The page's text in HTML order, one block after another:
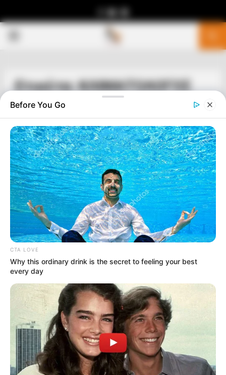
Ετικέτα: ΚΛΙΜΑΤΟΛΟΓΟΣ
ΑΠΟΨΕΙΣ
ΚΛΙΜΑΤΙΚΗ ΑΛΛΑΓΗ: ΚΑΝΕΙ ΡΟΜΠΑ ΤΟ
ΑΦΗΓΗΜΑ ΤΗΣ ΚΛΙΜΑΤΙΚΗΣ ΑΛΛΑΓΗΣ
ΕΛΒΕΤΟΣ ΚΛΙΜΑΤΟΛΟΓΟΣ
ΚΛΙΜΑΤΙΚΗ ΑΛΛΑΓΗ: ΚΑΝΕΙ ΡΟΜΠΑ ΤΟ ΑΦΗΓΗΜΑ ΤΗΣ
ΚΛΙΜΑΤΙΚΗΣ ΑΛΛΑΓΗΣ ΕΛΒΕΤΟΣ ΚΛΙΜΑΤΟΛΟΓΟΣ, ΕΣΤΩ ΚΑΙ
ΑΘΕΛΑ ΤΟΥ… Ο ΟΠΟΙΟΣ ΚΛΙΜΑΤΟΛΟΓΟΣ ΜΑΣ ΠΕΡΙΓΡΑΦΕΙ
ΠΩΣ ΤΟ ΕΤΟΣ 1540 ΜΧ...
Before You Go
CTA LOVE
Why this ordinary drink is the secret to feeling your best
every day